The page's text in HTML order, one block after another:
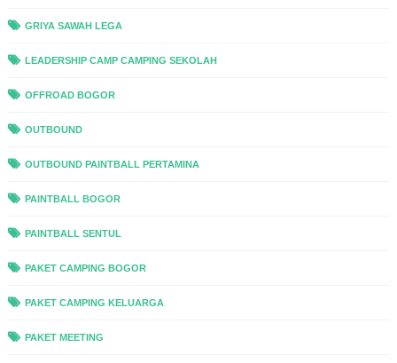
GRIYA SAWAH LEGA
LEADERSHIP CAMP CAMPING SEKOLAH
OFFROAD BOGOR
OUTBOUND
OUTBOUND PAINTBALL PERTAMINA
PAINTBALL BOGOR
PAINTBALL SENTUL
PAKET CAMPING BOGOR
PAKET CAMPING KELUARGA
PAKET MEETING